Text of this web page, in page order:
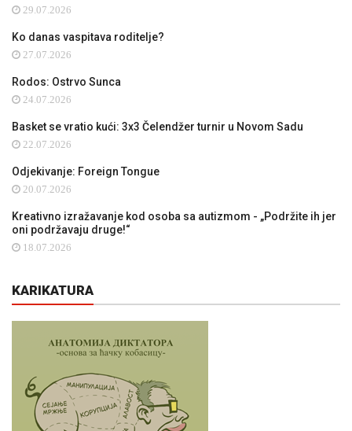
29.07.2026
Ko danas vaspitava roditelje?
27.07.2026
Rodos: Ostrvo Sunca
24.07.2026
Basket se vratio kući: 3x3 Čelendžer turnir u Novom Sadu
22.07.2026
Odjekivanje: Foreign Tongue
20.07.2026
Kreativno izražavanje kod osoba sa autizmom - „Podržite ih jer
oni podržavaju druge!“
18.07.2026
KARIKATURA